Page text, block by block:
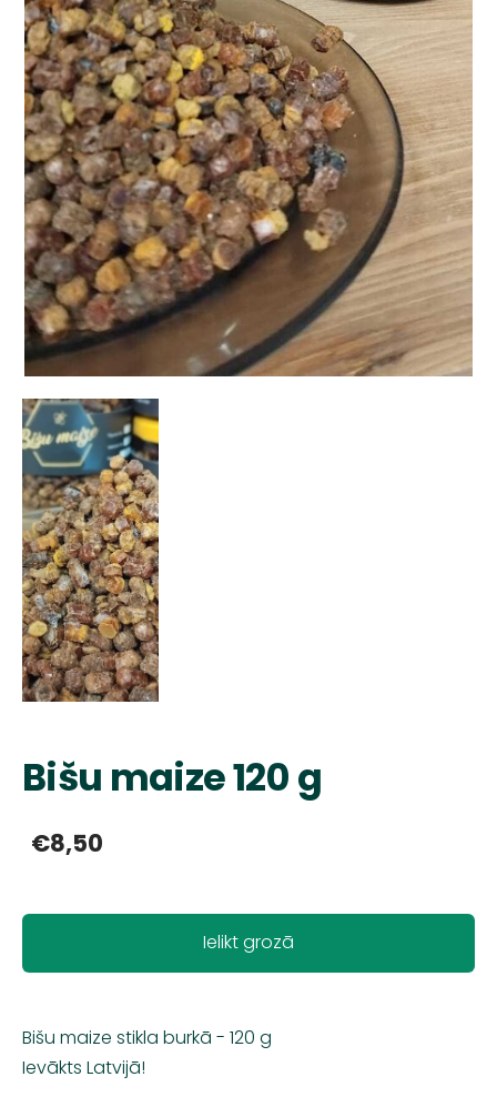
Bišu maize 120 g
€8,50
Ielikt grozā
Bišu maize stikla burkā - 120 g
Ievākts Latvijā!